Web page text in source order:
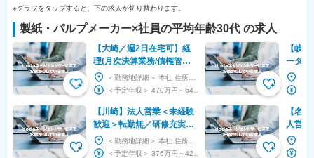
※グラフをタップすると、下の求人が切り替わります。
製紙・パルプメーカー×社員の平均年齢30代の求人
【大崎／週2日在宅可】経
理(月次決算業務/債権管
理)◆プライム上場子会社／
フレックス可／年休120日
【川崎】法人営業＜未経験
歓迎＞転勤無／研修充実で
安心／土日祝休・残業20h
【岐
ータ
ほぼ
ンフラ
【名
人営業
ント